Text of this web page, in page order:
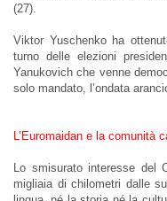
(27).
Viktor Yuschenko ha
turno delle elezioni
Yanukovich che venne
solo mandato, l’ondata
L’Euromaidan e la comunità
Lo smisurato interesse del
migliaia di chilometri dalle